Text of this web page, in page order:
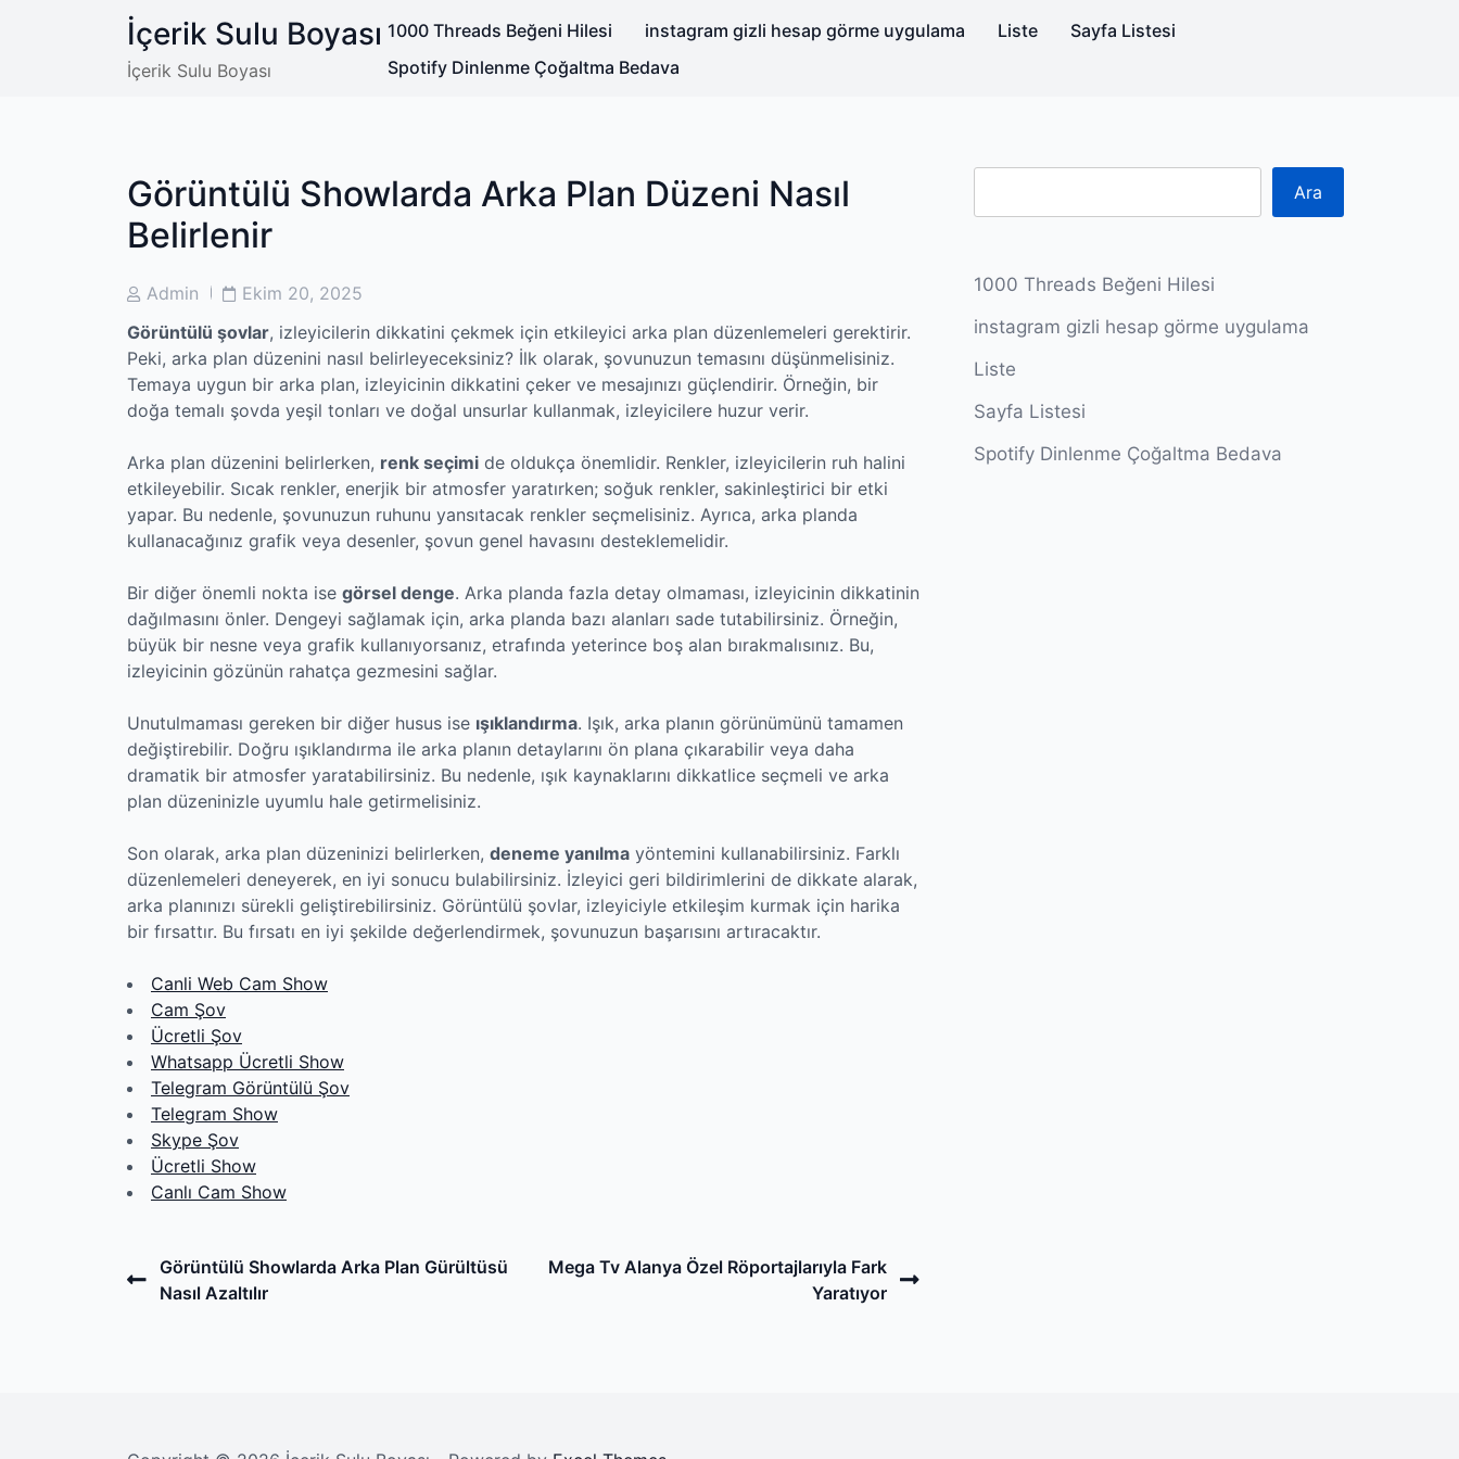
İçerik Sulu Boyası
İçerik Sulu Boyası
1000 Threads Beğeni Hilesi instagram gizli hesap görme uygulama Liste
Sayfa Listesi
Spotify Dinlenme Çoğaltma Bedava
Görüntülü Showlarda Arka Plan Düzeni Nasıl
Belirlenir
PostAdmin
PostEkim 20, 2025
Görüntülü şovlar, izleyicilerin dikkatini çekmek için etkileyici arka plan düzenlemeleri gerektirir.
Peki, arka plan düzenini nasıl belirleyeceksiniz? İlk olarak, şovunuzun temasını düşünmelisiniz.
Temaya uygun bir arka plan, izleyicinin dikkatini çeker ve mesajınızı güçlendirir. Örneğin, bir
doğa temalı şovda yeşil tonları ve doğal unsurlar kullanmak, izleyicilere huzur verir.
Arka plan düzenini belirlerken, renk seçimi de oldukça önemlidir. Renkler, izleyicilerin ruh halini
etkileyebilir. Sıcak renkler, enerjik bir atmosfer yaratırken; soğuk renkler, sakinleştirici bir etki
yapar. Bu nedenle, şovunuzun ruhunu yansıtacak renkler seçmelisiniz. Ayrıca, arka planda
kullanacağınız grafik veya desenler, şovun genel havasını desteklemelidir.
Bir diğer önemli nokta ise görsel denge. Arka planda fazla detay olmaması, izleyicinin dikkatinin
dağılmasını önler. Dengeyi sağlamak için, arka planda bazı alanları sade tutabilirsiniz. Örneğin,
büyük bir nesne veya grafik kullanıyorsanız, etrafında yeterince boş alan bırakmalısınız. Bu,
izleyicinin gözünün rahatça gezmesini sağlar.
Unutulmaması gereken bir diğer husus ise ışıklandırma. Işık, arka planın görünümünü tamamen
değiştirebilir. Doğru ışıklandırma ile arka planın detaylarını ön plana çıkarabilir veya daha
dramatik bir atmosfer yaratabilirsiniz. Bu nedenle, ışık kaynaklarını dikkatlice seçmeli ve arka
plan düzeninizle uyumlu hale getirmelisiniz.
Son olarak, arka plan düzeninizi belirlerken, deneme yanılma yöntemini kullanabilirsiniz. Farklı
düzenlemeleri deneyerek, en iyi sonucu bulabilirsiniz. İzleyici geri bildirimlerini de dikkate alarak,
arka planınızı sürekli geliştirebilirsiniz. Görüntülü şovlar, izleyiciyle etkileşim kurmak için harika
bir fırsattır. Bu fırsatı en iyi şekilde değerlendirmek, şovunuzun başarısını artıracaktır.
Canli Web Cam Show
Cam Şov
Ücretli Şov
Whatsapp Ücretli Show
Telegram Görüntülü Şov
Telegram Show
Skype Şov
Ücretli Show
Canlı Cam Show
Post
navigation
Previous
Post
Görüntülü Showlarda Arka Plan Gürültüsü
Nasıl Azaltılır
Mega Tv Alanya Özel Röportajlarıyla Fark
Yaratıyor
Ara
1000 Threads Beğeni Hilesi
instagram gizli hesap görme uygulama
Liste
Sayfa Listesi
Spotify Dinlenme Çoğaltma Bedava